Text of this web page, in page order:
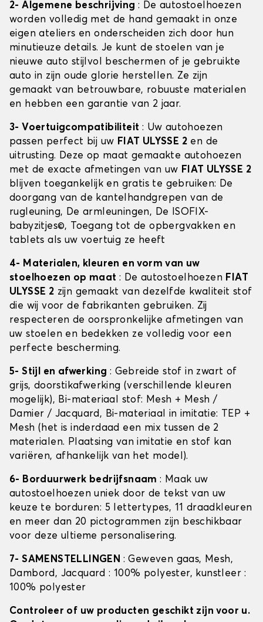
2- Algemene beschrijving : De autostoelhoezen
worden volledig met de hand gemaakt in onze
eigen ateliers en onderscheiden zich door hun
minutieuze details. Je kunt de stoelen van je
nieuwe auto stijlvol beschermen of je gebruikte
auto in zijn oude glorie herstellen. Ze zijn
gemaakt van betrouwbare, robuuste materialen
en hebben een garantie van 2 jaar.
3- Voertuigcompatibiliteit : Uw autohoezen
passen perfect bij uw FIAT ULYSSE 2 en de
uitrusting. Deze op maat gemaakte autohoezen
met de exacte afmetingen van uw FIAT ULYSSE 2
blijven toegankelijk en gratis te gebruiken: De
doorgang van de kantelhandgrepen van de
rugleuning, De armleuningen, De ISOFIX-
babyzitjes©, Toegang tot de opbergvakken en
tablets als uw voertuig ze heeft
4- Materialen, kleuren en vorm van uw
stoelhoezen op maat : De autostoelhoezen FIAT
ULYSSE 2 zijn gemaakt van dezelfde kwaliteit stof
die wij voor de fabrikanten gebruiken. Zij
respecteren de oorspronkelijke afmetingen van
uw stoelen en bedekken ze volledig voor een
perfecte bescherming.
5- Stijl en afwerking : Gebreide stof in zwart of
grijs, doorstikafwerking (verschillende kleuren
mogelijk), Bi-materiaal stof: Mesh + Mesh /
Damier / Jacquard, Bi-materiaal in imitatie: TEP +
Mesh (het is inderdaad een mix tussen de 2
materialen. Plaatsing van imitatie en stof kan
variëren, afhankelijk van het model).
6- Borduurwerk bedrijfsnaam: Maak uw
autostoelhoezen uniek door de tekst van uw
keuze te borduren: 5 lettertypes, 11 draadkleuren
en meer dan 20 pictogrammen zijn beschikbaar
voor deze ultieme personalisering.
7- SAMENSTELLINGEN : Geweven gaas, Mesh,
Dambord, Jacquard : 100% polyester, kunstleer :
100% polyester
Controleer of uw producten geschikt zijn voor u.